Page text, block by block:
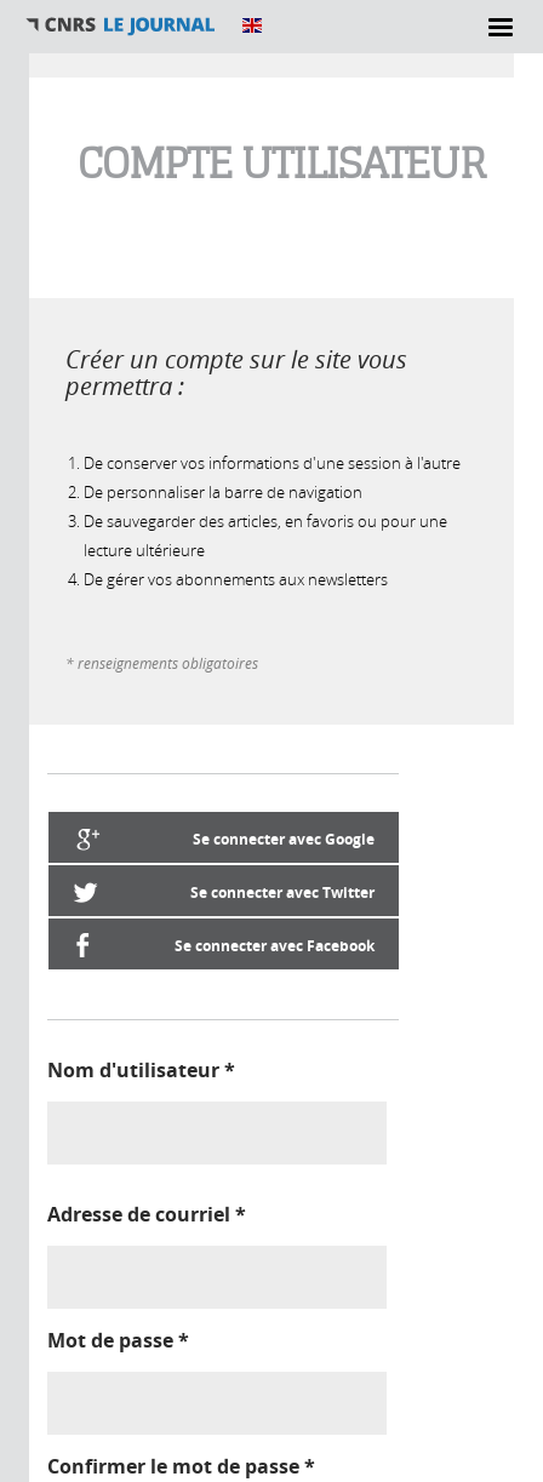
COMPTE UTILISATEUR
Créer un compte sur le site vous
permettra :
De conserver vos informations d'une session à l'autre
De personnaliser la barre de navigation
De sauvegarder des articles, en favoris ou pour une
lecture ultérieure
De gérer vos abonnements aux newsletters
* renseignements obligatoires
Se connecter avec Google
Se connecter avec Twitter
Se connecter avec Facebook
Nom d'utilisateur*
Adresse de courriel *
Mot de passe*
Confirmer le mot de passe*